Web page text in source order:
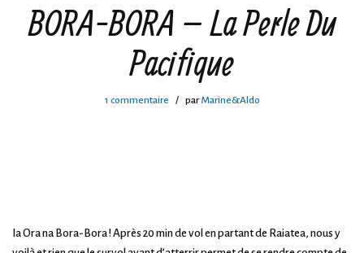
BORA-BORA – La Perle Du
Pacifique
1 commentaire parMarine&Aldo
Ia Ora na Bora-Bora ! Après 20 min de vol en partant de Raiatea, nous y